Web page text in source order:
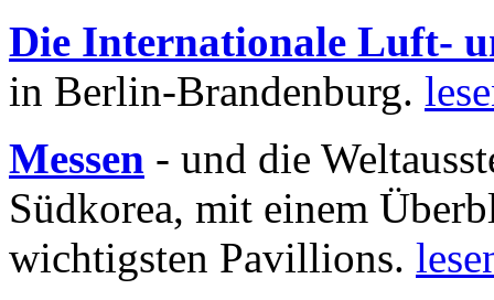
Die Internationale Luft-
in Berlin-Brandenburg.
Messen - und die
Südkorea, mit einem
wichtigsten Pavillions.